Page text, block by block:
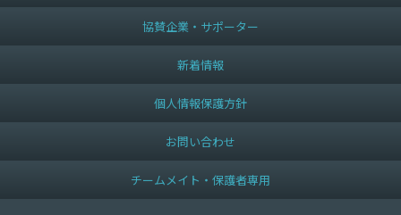
協賛企業・サポーター
新着情報
個人情報保護方針
お問い合わせ
チームメイト・保護者専用